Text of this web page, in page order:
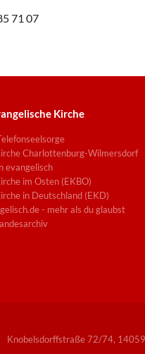
71 07
Kirche
Charlottenburg-Wilmersdorf
evangelisch
im Osten (EKBO)
in Deutschland (EKD)
- mehr als du glaubst
Knobelsdorffstraße 72/74,